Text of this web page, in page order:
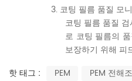
3. 코팅 필름 품질 모
코팅 필름 품질
로 코팅 필름의
보장하기 위해 피
핫 태그 :
PEM PEM 전해조